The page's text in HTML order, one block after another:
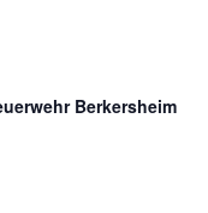
Berkersheim